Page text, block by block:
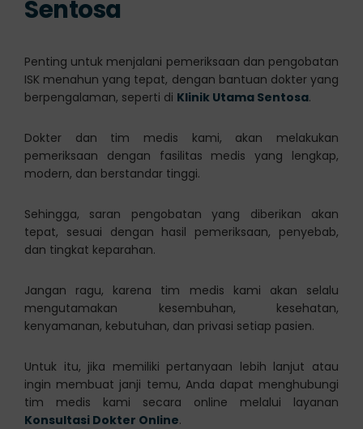
Sentosa
Penting untuk menjalani pemeriksaan dan pengobatan
ISK menahun yang tepat, dengan bantuan dokter yang
berpengalaman, seperti di Klinik Utama Sentosa.
Dokter dan tim medis kami, akan melakukan
pemeriksaan dengan fasilitas medis yang lengkap,
modern, dan berstandar tinggi.
Sehingga, saran pengobatan yang diberikan akan
tepat, sesuai dengan hasil pemeriksaan, penyebab,
dan tingkat keparahan.
Jangan ragu, karena tim medis kami akan selalu
mengutamakan kesembuhan, kesehatan,
kenyamanan, kebutuhan, dan privasi setiap pasien.
Untuk itu, jika memiliki pertanyaan lebih lanjut atau
ingin membuat janji temu, Anda dapat menghubungi
tim medis kami secara online melalui layanan
Konsultasi Dokter Online.